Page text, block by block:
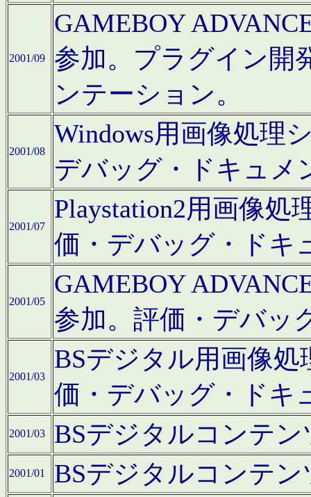
2001/09
GAMEBOY
参加。プラグイン開
ンテーション。
2001/08
Windows用画像処理
デバッグ・ドキュメ
2001/07
Playstation2用画像
価・デバッグ・ドキ
2001/05
GAMEBOY
参加。評価・デバッ
2001/03
BSデジタル用画像
価・デバッグ・ドキ
2001/03 BSデジタルコンテ
2001/01 BSデジタルコンテ